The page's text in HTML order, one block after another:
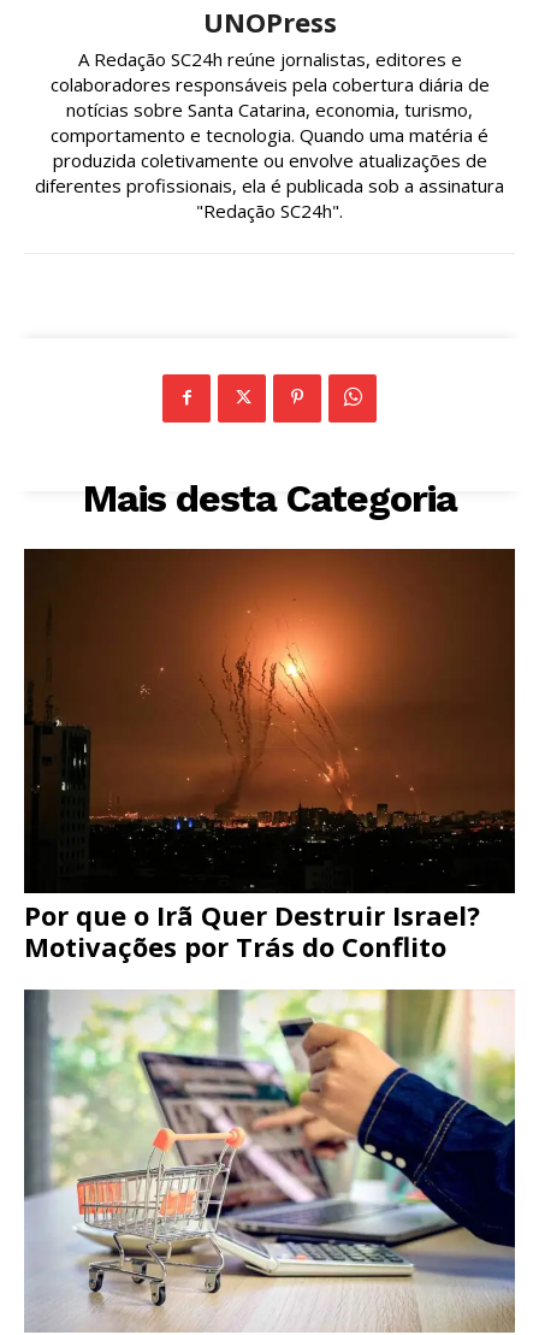
UNOPress
A Redação SC24h reúne jornalistas, editores e
colaboradores responsáveis pela cobertura diária de
notícias sobre Santa Catarina, economia, turismo,
comportamento e tecnologia. Quando uma matéria é
produzida coletivamente ou envolve atualizações de
diferentes profissionais, ela é publicada sob a assinatura
"Redação SC24h".
Mais desta Categoria
Por que o Irã Quer Destruir Israel?
Motivações por Trás do Conflito